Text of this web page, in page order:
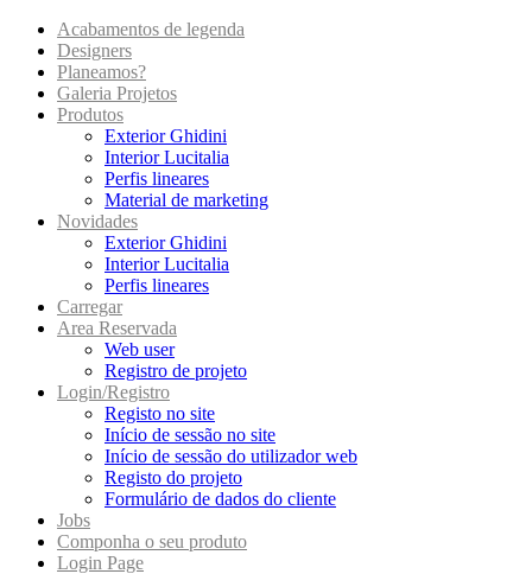
Acabamentos de legenda
Designers
Planeamos?
Galeria Projetos
Produtos
Exterior Ghidini
Interior Lucitalia
Perfis lineares
Material de marketing
Novidades
Exterior Ghidini
Interior Lucitalia
Perfis lineares
Carregar
Area Reservada
Web user
Registro de projeto
Login/Registro
Registo no site
Início de sessão no site
Início de sessão do utilizador web
Registo do projeto
Formulário de dados do cliente
Jobs
Componha o seu produto
Login Page